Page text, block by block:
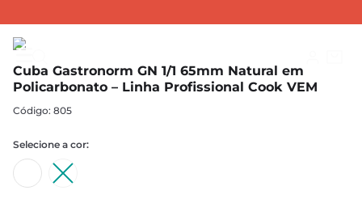
Cuba Gastronorm GN 1/1 65mm Natural em
Policarbonato – Linha Profissional Cook VEM
: 805